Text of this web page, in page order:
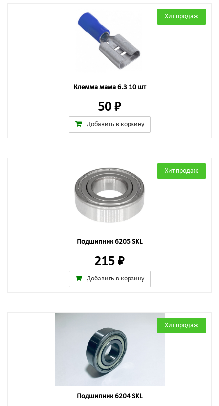
Хит продаж
Клемма мама 6.3 10 шт
50 ₽
Добавить в корзину
Хит продаж
Подшипник 6205 SKL
215 ₽
Добавить в корзину
Хит продаж
Подшипник 6204 SKL